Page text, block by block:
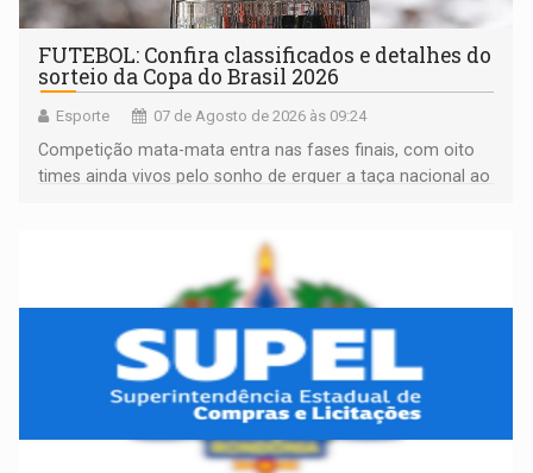
FUTEBOL: Confira classificados e detalhes do
sorteio da Copa do Brasil 2026
Esporte 07 de Agosto de 2026 às 09:24
Competição mata-mata entra nas fases finais, com oito
times ainda vivos pelo sonho de erguer a taça nacional ao